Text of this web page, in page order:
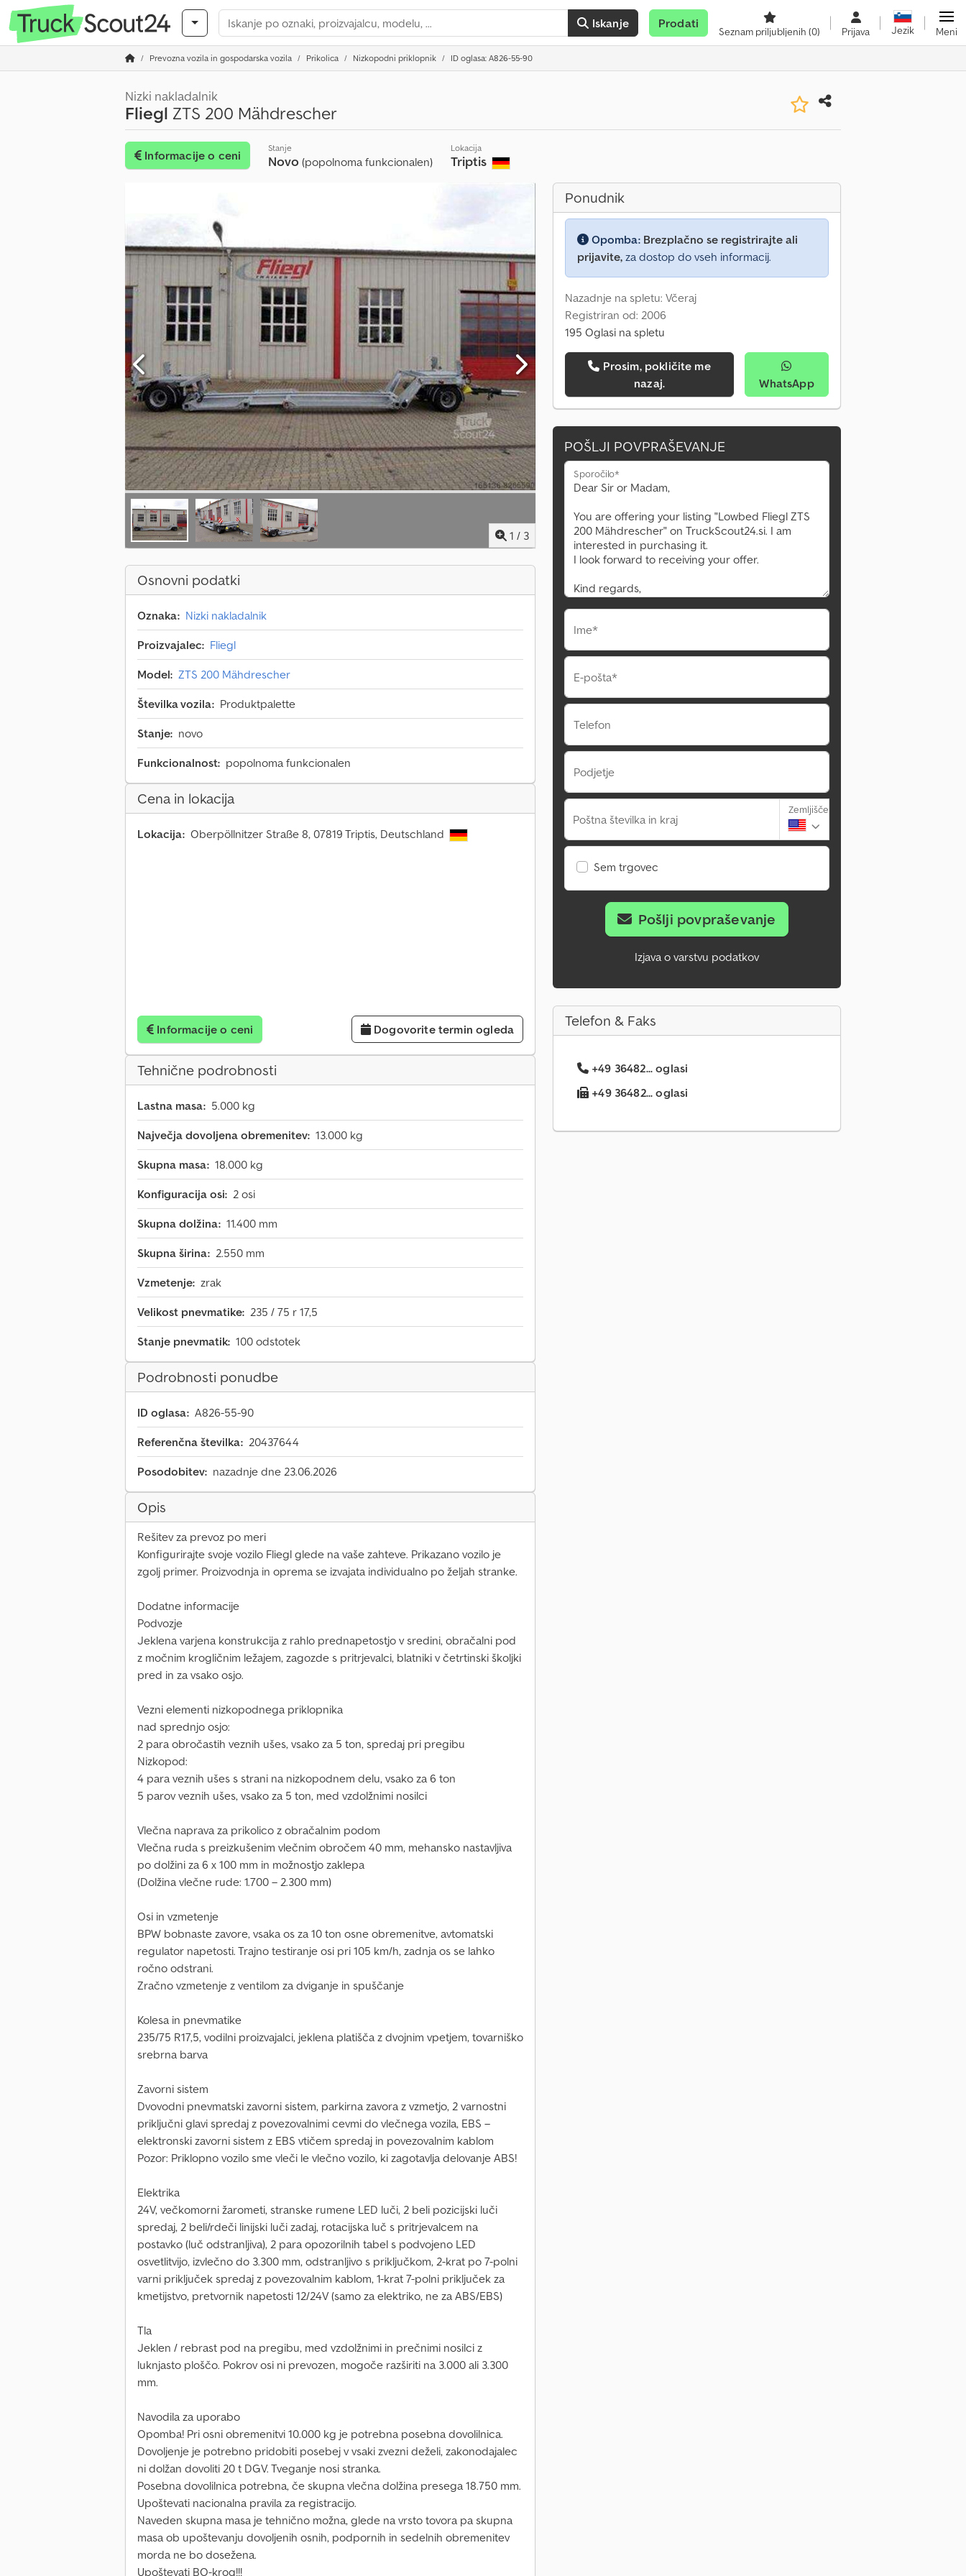
Iskanje Prodati
Seznam priljubljenih (0) Prijava Jezik Meni
Prevozna vozila in gospodarska vozila Prikolica Nizkopodni priklopnik ID oglasa: A826-55-90
Nizki nakladalnik
Fliegl ZTS 200 Mähdrescher
Informacije o ceni
Stanje
Novo(popolnoma funkcionalen)
Lokacija
Triptis
1 / 3
Osnovni podatki
Oznaka: Nizki nakladalnik
Proizvajalec: Fliegl
Model: ZTS 200 Mähdrescher
Številka vozila: Produktpalette
Stanje: novo
Funkcionalnost: popolnoma funkcionalen
Cena in lokacija
Lokacija: Oberpöllnitzer Straße 8, 07819 Triptis, Deutschland
Informacije o ceni Dogovorite termin ogleda
Tehnične podrobnosti
Lastna masa: 5.000 kg
Največja dovoljena obremenitev: 13.000 kg
Skupna masa: 18.000 kg
Konfiguracija osi: 2 osi
Skupna dolžina: 11.400 mm
Skupna širina: 2.550 mm
Vzmetenje: zrak
Velikost pnevmatike: 235 / 75 r 17,5
Stanje pnevmatik: 100 odstotek
Podrobnosti ponudbe
ID oglasa: A826-55-90
Referenčna številka: 20437644
Posodobitev: nazadnje dne 23.06.2026
Opis
Rešitev za prevoz po meri
Konfigurirajte svoje vozilo Fliegl glede na vaše zahteve. Prikazano vozilo je
zgolj primer. Proizvodnja in oprema se izvajata individualno po željah stranke.
Dodatne informacije
Podvozje
Jeklena varjena konstrukcija z rahlo prednapetostjo v sredini, obračalni pod
z močnim krogličnim ležajem, zagozde s pritrjevalci, blatniki v četrtinski školjki
pred in za vsako osjo.
Vezni elementi nizkopodnega priklopnika
nad sprednjo osjo:
2 para obročastih veznih ušes, vsako za 5 ton, spredaj pri pregibu
Nizkopod:
4 para veznih ušes s strani na nizkopodnem delu, vsako za 6 ton
5 parov veznih ušes, vsako za 5 ton, med vzdolžnimi nosilci
Vlečna naprava za prikolico z obračalnim podom
Vlečna ruda s preizkušenim vlečnim obročem 40 mm, mehansko nastavljiva
po dolžini za 6 x 100 mm in možnostjo zaklepa
(Dolžina vlečne rude: 1.700 – 2.300 mm)
Osi in vzmetenje
BPW bobnaste zavore, vsaka os za 10 ton osne obremenitve, avtomatski
regulator napetosti. Trajno testiranje osi pri 105 km/h, zadnja os se lahko
ročno odstrani.
Zračno vzmetenje z ventilom za dviganje in spuščanje
Kolesa in pnevmatike
235/75 R17,5, vodilni proizvajalci, jeklena platišča z dvojnim vpetjem, tovarniško
srebrna barva
Zavorni sistem
Dvovodni pnevmatski zavorni sistem, parkirna zavora z vzmetjo, 2 varnostni
priključni glavi spredaj z povezovalnimi cevmi do vlečnega vozila, EBS –
elektronski zavorni sistem z EBS vtičem spredaj in povezovalnim kablom
Pozor: Priklopno vozilo sme vleči le vlečno vozilo, ki zagotavlja delovanje ABS!
Elektrika
24V, večkomorni žarometi, stranske rumene LED luči, 2 beli pozicijski luči
spredaj, 2 beli/rdeči linijski luči zadaj, rotacijska luč s pritrjevalcem na
postavko (luč odstranljiva), 2 para opozorilnih tabel s podvojeno LED
osvetlitvijo, izvlečno do 3.300 mm, odstranljivo s priključkom, 2-krat po 7-polni
varni priključek spredaj z povezovalnim kablom, 1-krat 7-polni priključek za
kmetijstvo, pretvornik napetosti 12/24V (samo za elektriko, ne za ABS/EBS)
Tla
Jeklen / rebrast pod na pregibu, med vzdolžnimi in prečnimi nosilci z
luknjasto ploščo. Pokrov osi ni prevozen, mogoče razširiti na 3.000 ali 3.300
mm.
Navodila za uporabo
Opomba! Pri osni obremenitvi 10.000 kg je potrebna posebna dovolilnica.
Dovoljenje je potrebno pridobiti posebej v vsaki zvezni deželi, zakonodajalec
ni dolžan dovoliti 20 t DGV. Tveganje nosi stranka.
Posebna dovolilnica potrebna, če skupna vlečna dolžina presega 18.750 mm.
Upoštevati nacionalna pravila za registracijo.
Naveden skupna masa je tehnično možna, glede na vrsto tovora pa skupna
masa ob upoštevanju dovoljenih osnih, podpornih in sedelnih obremenitev
morda ne bo dosežena.
Upoštevati BO-krog!!!
Ponudnik
Opomba: Brezplačno se registrirajte ali
prijavite, za dostop do vseh informacij.
Nazadnje na spletu: Včeraj
Registriran od: 2006
195 Oglasi na spletu
nazaj.
WhatsApp
POŠLJI POVPRAŠEVANJE
Sporočilo*
Ime*
E-pošta*
Telefon
Podjetje
Poštna številka in kraj
Zemljišče
Sem trgovec
Pošlji povpraševanje
Izjava o varstvu podatkov
Telefon & Faks
+49 36482... oglasi
+49 36482... oglasi